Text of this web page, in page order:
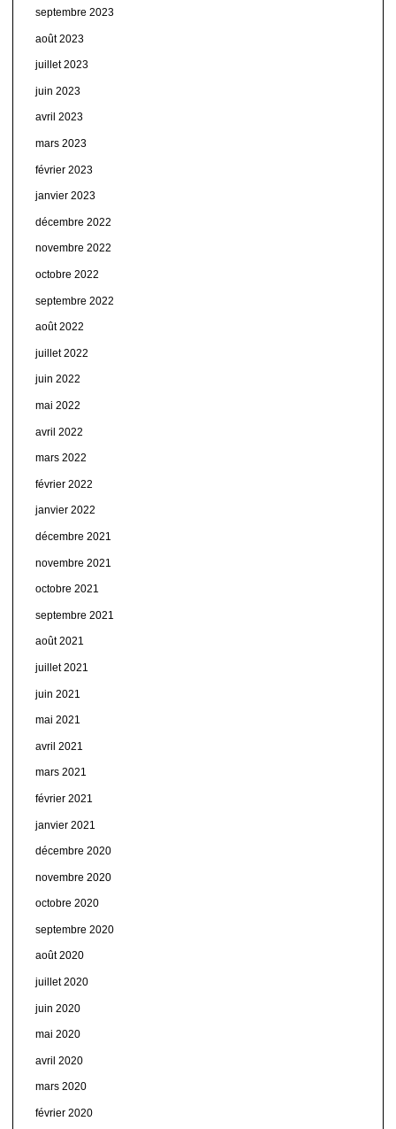
septembre 2023
août 2023
juillet 2023
juin 2023
avril 2023
mars 2023
février 2023
janvier 2023
décembre 2022
novembre 2022
octobre 2022
septembre 2022
août 2022
juillet 2022
juin 2022
mai 2022
avril 2022
mars 2022
février 2022
janvier 2022
décembre 2021
novembre 2021
octobre 2021
septembre 2021
août 2021
juillet 2021
juin 2021
mai 2021
avril 2021
mars 2021
février 2021
janvier 2021
décembre 2020
novembre 2020
octobre 2020
septembre 2020
août 2020
juillet 2020
juin 2020
mai 2020
avril 2020
mars 2020
février 2020